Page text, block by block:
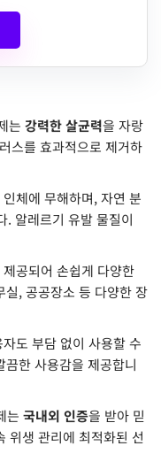
는 강력한 살균력을 자랑
스를 효과적으로 제거하
체에 무해하며, 자연 분
. 알레르기 유발 물질이
공되어 손쉽게 다양한
, 공공장소 등 다양한 장
도 부담 없이 사용할 수
한 사용감을 제공합니
는 국내외 인증을 받아 믿
위생 관리에 최적화된 선